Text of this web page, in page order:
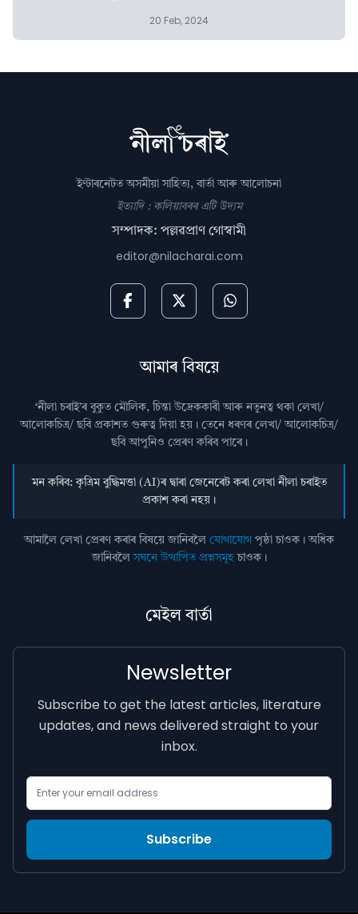
20 Feb, 2024
ইণ্টাৰনেটত অসমীয়া সাহিত্য, বাৰ্তা আৰু আলোচনা
ইত্যাদি : কলিয়াবৰৰ এটি উদ্যম
সম্পাদক: পল্লৱপ্ৰাণ গোস্বামী
editor@nilacharai.com
আমাৰ বিষয়ে
‘নীলা চৰাই’ৰ বুকুত মৌলিক, চিন্তা উদ্রেককাৰী আৰু নতুনত্ব থকা লেখা/
আলোকচিত্ৰ/ ছবি প্রকাশত গুৰুত্ব দিয়া হয়। তেনে ধৰণৰ লেখা/ আলোকচিত্ৰ/
ছবি আপুনিও প্রেৰণ কৰিব পাৰে।
মন কৰিব: কৃত্ৰিম বুদ্ধিমত্তা (AI)ৰ দ্বাৰা জেনেৰেট কৰা লেখা নীলা চৰাইত
প্ৰকাশ কৰা নহয়।
আমালৈ লেখা প্ৰেৰণ কৰাৰ বিষয়ে জানিবলৈ যোগাযোগ পৃষ্ঠা চাওক। অধিক
জানিবলৈসঘনে উত্থাপিত প্ৰশ্নসমূহচাওক।
মেইল বাৰ্তা
Newsletter
Subscribe to get the latest articles, literature
updates, and news delivered straight to your
inbox.
Subscribe